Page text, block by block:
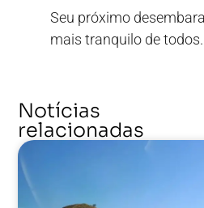
Seu próximo
mais tranquilo de todos.
Notícias
relacionadas